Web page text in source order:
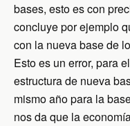
bases, esto es con
concluye por ejemplo
con la nueva base de
Esto es un error, para
estructura de nueva
mismo año para la
nos da que la